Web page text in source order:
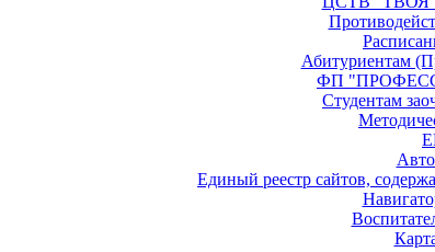
Абитуриентам
ФП
Студентам
Единый реестр сайтов,